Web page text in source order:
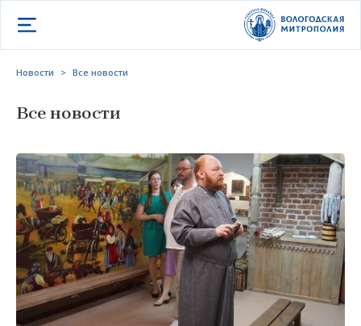
Открыть меню
Новости > Все новости
Все новости